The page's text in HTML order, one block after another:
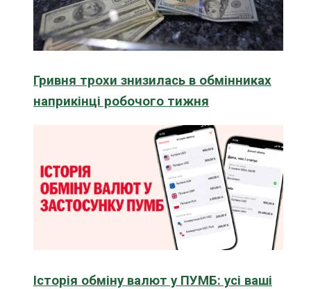
Гривня трохи знизилась в обмінниках
наприкінці робочого тижня
Історія обміну валют у ПУМБ: усі ваші